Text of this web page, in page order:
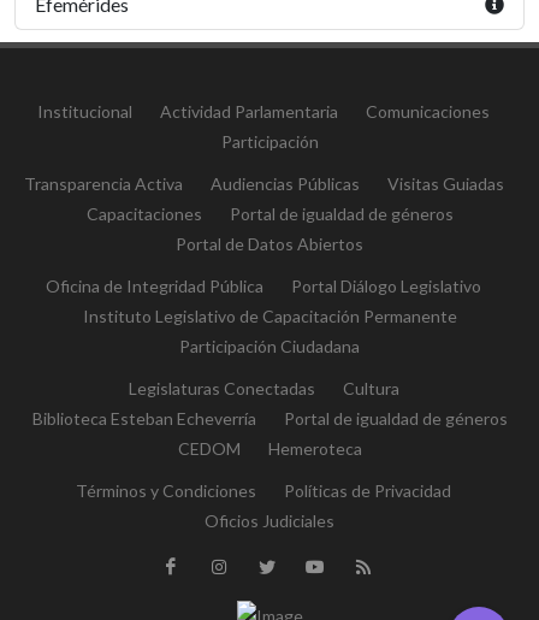
Institucional Actividad Parlamentaria
Comunicaciones
Participación
Transparencia Activa Audiencias Públicas
Visitas Guiadas
Capacitaciones
Portal de igualdad de géneros
Portal de Datos Abiertos
Oficina de Integridad Pública
Portal Diálogo Legislativo
Instituto Legislativo de Capacitación Permanente
Participación Ciudadana
Legislaturas Conectadas
Cultura
Biblioteca Esteban Echeverría
Portal de igualdad de géneros
CEDOM
Hemeroteca
Términos y Condiciones
Políticas de Privacidad
Oficios Judiciales